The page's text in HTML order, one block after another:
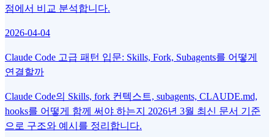
점에서 비교 분석합니다.
2026-04-04
Claude Code 고급 패턴 입문: Skills, Fork, Subagents를 어떻게
연결할까
Claude Code의 Skills, fork 컨텍스트, subagents, CLAUDE.md,
hooks를 어떻게 함께 써야 하는지 2026년 3월 최신 문서 기준
으로 구조와 예시를 정리합니다.